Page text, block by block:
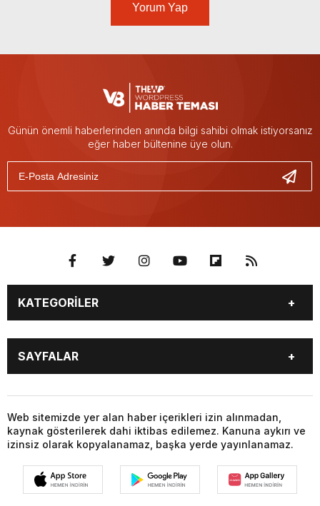
Yorum Yap
Günün önemli haberlerinden anında bilgi sahibi olmak istiyorsanız
eğer haber bültenine üye olun.
KATEGORİLER
BURÇLAR
CANLI BORSA
CANLI SONUÇLAR
COVID-19
FİKSTÜR
FİRMA EKLE
FİRMA REHBERİ
GAZETE OKU
GAZETELER
HABER GÖNDER
HAVA DURUMU
NÖBETÇİ ECZANELER
PARİTELER
POPÜLER GALERİLER
PUAN DURUMU
SAYFALAR
CANLI SONUÇLAR
CANLI TV
COVID-19
FİKSTÜR
FİRMA EKLE
FİRMA REHBERİ
GAZETE OKU
GAZETELER
HABER GÖNDER
HAVA DURUMU
Web sitemizde yer alan haber içerikleri izin alınmadan,
kaynak gösterilerek dahi iktibas edilemez. Kanuna aykırı ve
izinsiz olarak kopyalanamaz, başka yerde yayınlanamaz.